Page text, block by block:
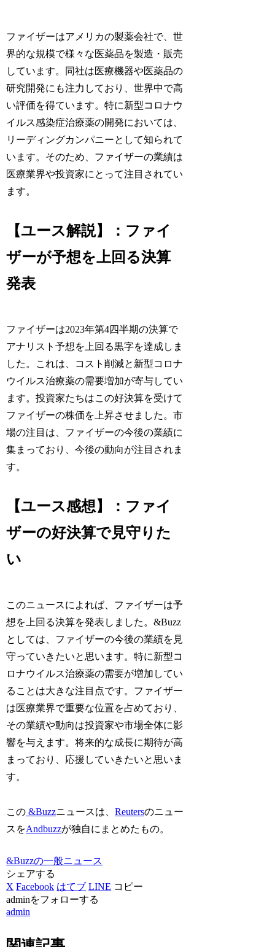
ファイザーはアメリカの製薬会社で、世
界的な規模で様々な医薬品を製造・販売
しています。同社は医療機器や医薬品の
研究開発にも注力しており、世界中で高
い評価を得ています。特に新型コロナウ
イルス感染症治療薬の開発においては、
リーディングカンパニーとして知られて
います。そのため、ファイザーの業績は
医療業界や投資家にとって注目されてい
ます。
【ユース解説】：ファイ
ザーが予想を上回る決算
発表
ファイザーは2023年第4四半期の決算で
アナリスト予想を上回る黒字を達成しま
した。これは、コスト削減と新型コロナ
ウイルス治療薬の需要増加が寄与してい
ます。投資家たちはこの好決算を受けて
ファイザーの株価を上昇させました。市
場の注目は、ファイザーの今後の業績に
集まっており、今後の動向が注目されま
す。
【ユース感想】：ファイ
ザーの好決算で見守りた
い
このニュースによれば、ファイザーは予
想を上回る決算を発表しました。&Buzz
としては、ファイザーの今後の業績を見
守っていきたいと思います。特に新型コ
ロナウイルス治療薬の需要が増加してい
ることは大きな注目点です。ファイザー
は医療業界で重要な位置を占めており、
その業績や動向は投資家や市場全体に影
響を与えます。将来的な成長に期待が高
まっており、応援していきたいと思いま
す。
この &Buzzニュースは、Reutersのニュー
スをAndbuzzが独自にまとめたもの。
&Buzzの一般ニュース
シェアする
X Facebook はてブ LINE コピー
adminをフォローする
admin